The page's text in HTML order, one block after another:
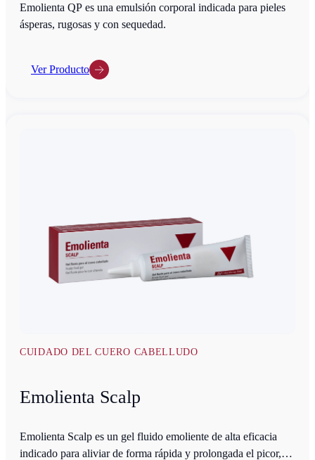
Emolienta QP es una emulsión corporal indicada para pieles
ásperas, rugosas y con sequedad.
Ver Producto
CUIDADO DEL CUERO CABELLUDO
Emolienta Scalp
Emolienta Scalp es un gel fluido emoliente de alta eficacia
indicado para aliviar de forma rápida y prolongada el picor,